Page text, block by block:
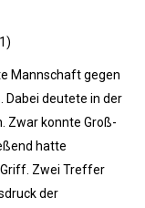
Mannschaft gegen
Dabei deutete in der
Zwar konnte Groß-
hatte
Zwei Treffer
der